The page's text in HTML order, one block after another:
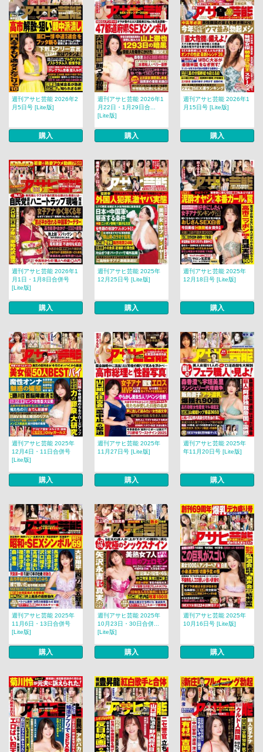
週刊アサヒ芸能 2026年2
月5日号 [Lite版]
購入
週刊アサヒ芸能 2026年1
月22日・1月29日合...
[Lite版]
購入
週刊アサヒ芸能 2026年1
月15日号 [Lite版]
購入
週刊アサヒ芸能 2026年1
月1日・1月8日合併号
[Lite版]
購入
週刊アサヒ芸能 2025年
12月25日号 [Lite版]
購入
週刊アサヒ芸能 2025年
12月18日号 [Lite版]
購入
週刊アサヒ芸能 2025年
12月4日・11日合併号
[Lite版]
購入
週刊アサヒ芸能 2025年
11月27日号 [Lite版]
購入
週刊アサヒ芸能 2025年
年11月20日号 [Lite版]
購入
週刊アサヒ芸能 2025年
11月6日・13日合併号
[Lite版]
購入
週刊アサヒ芸能 2025年
10月23日・30日合併...
[Lite版]
購入
週刊アサヒ芸能 2025年
10月16日号 [Lite版]
購入